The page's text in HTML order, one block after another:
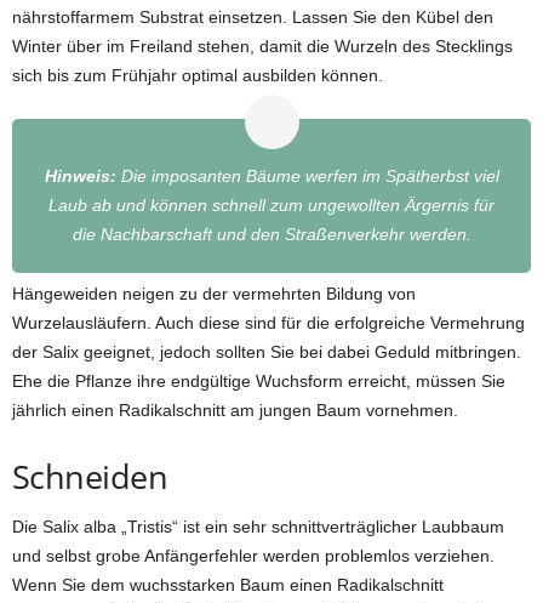
nährstoffarmem Substrat einsetzen. Lassen Sie den Kübel den
Winter über im Freiland stehen, damit die Wurzeln des Stecklings
sich bis zum Frühjahr optimal ausbilden können.
Hinweis: Die imposanten Bäume werfen im Spätherbst viel
Laub ab und können schnell zum ungewollten Ärgernis für
die Nachbarschaft und den Straßenverkehr werden.
Hängeweiden neigen zu der vermehrten Bildung von
Wurzelausläufern. Auch diese sind für die erfolgreiche Vermehrung
der Salix geeignet, jedoch sollten Sie bei dabei Geduld mitbringen.
Ehe die Pflanze ihre endgültige Wuchsform erreicht, müssen Sie
jährlich einen Radikalschnitt am jungen Baum vornehmen.
Schneiden
Die Salix alba „Tristis“ ist ein sehr schnittverträglicher Laubbaum
und selbst grobe Anfängerfehler werden problemlos verziehen.
Wenn Sie dem wuchsstarken Baum einen Radikalschnitt